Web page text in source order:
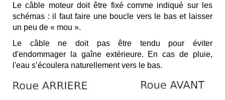
Le câble moteur doit être fixé comme indiqué sur les
schémas : il faut faire une boucle vers le bas et laisser
un peu de « mou ».
Le câble ne doit pas être tendu pour éviter
d'endommager la gaîne extérieure. En cas de pluie,
l'eau s’écoulera naturellement vers le bas.